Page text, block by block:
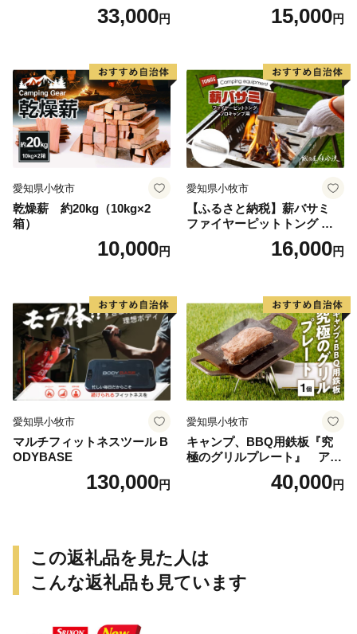
ンプ用 専用ハンドル付き ス
ノーピーク アルミパーソナ
33,000円
グ キャンプストーブ専用 五
15,000円
愛知県小牧市
乾燥薪 約20kg（10kg×2
箱）
10,000円
愛知県小牧市
【ふるさと納税】薪バサミ
ファイヤーピットトング ソ
ロキャンプ用 コンパクト ス
テンレス材 軽量 アウトドア
い 繰り返し使える 日本製 安
心 鍛冶屋の頓珍漢 愛知県 送
料無料
16,000円
愛知県小牧市
マルチフィットネスツール B
ODYBASE
130,000円
愛知県小牧市
キャンプ、BBQ用鉄板『究
極のグリルプレート』 アウ
トドア用品 レジャー キャン
プ バーベキュー BBQ 鉄板
40,000円
この返礼品を見た人は
こんな返礼品も見ています